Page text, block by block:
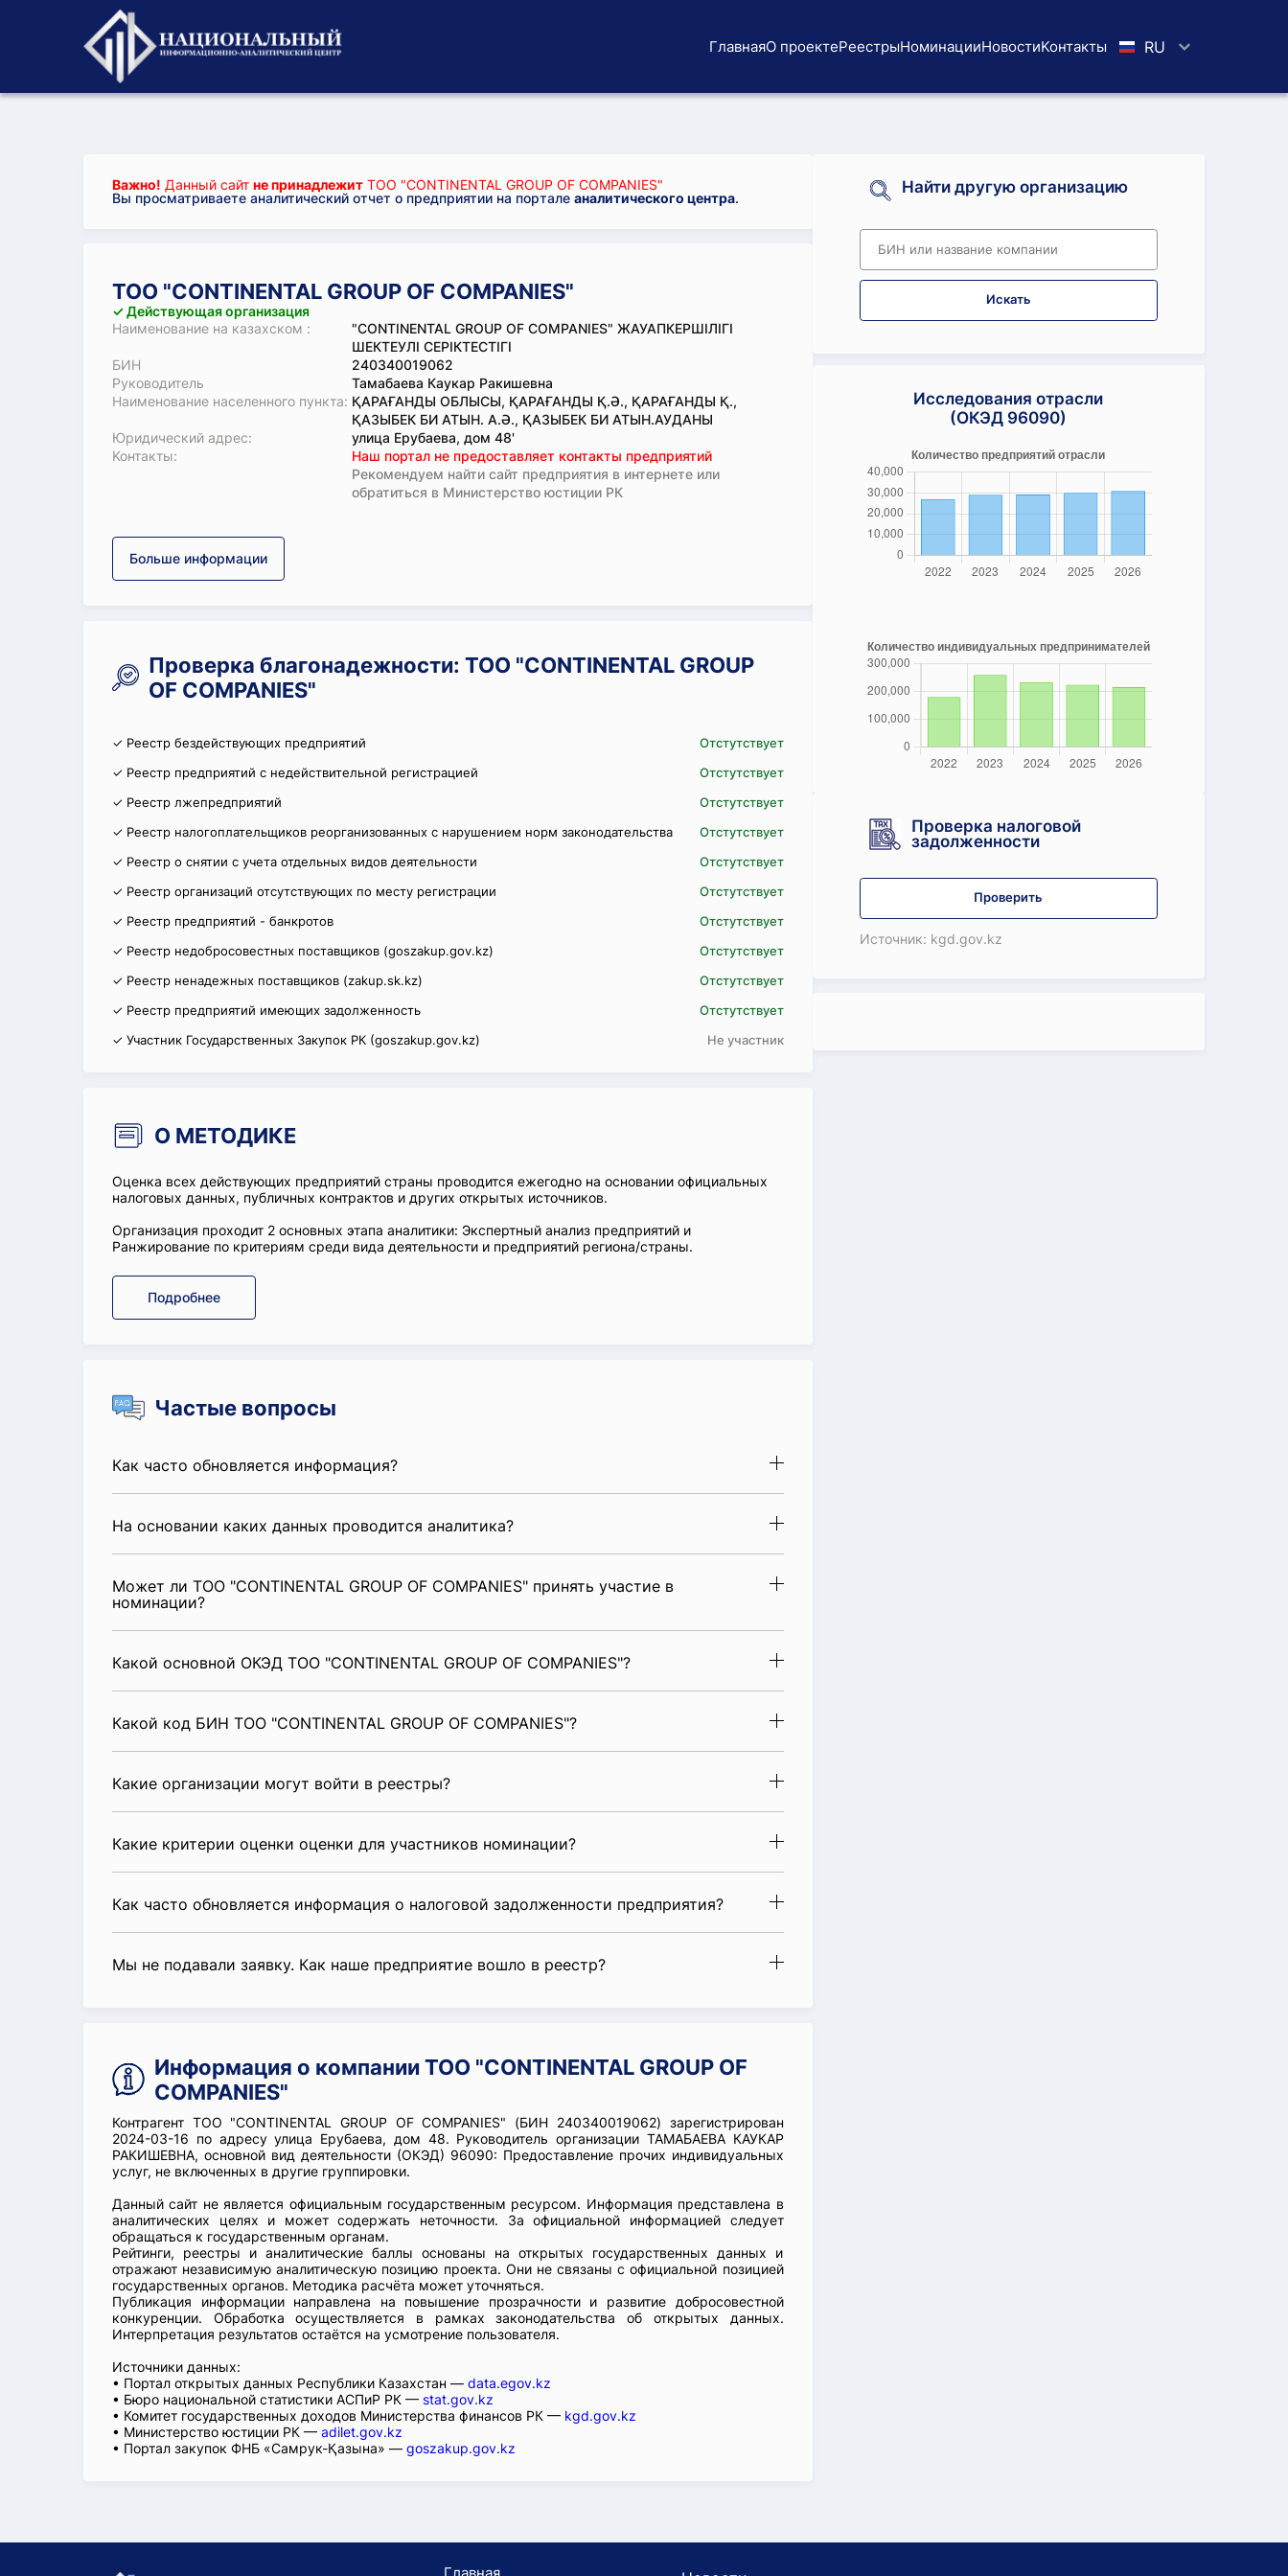
ГлавнаяО проектеРеестрыНоминацииНовостиKoнтaкты RU
Важно! Данный сайт не принадлежит ТОО "CONTINENTAL GROUP OF COMPANIES"
Вы просматриваете аналитический отчет о предприятии на портале аналитического центра.
ТОО "CONTINENTAL GROUP OF COMPANIES"
✓ Действующая организация
Наименование на казахском :
"CONTINENTAL GROUP OF COMPANIES" ЖАУАПКЕРШІЛІГІ
ШЕКТЕУЛІ СЕРІКТЕСТІГІ
БИН
240340019062
Руководитель
Тамабаева Каукар Ракишевна
Наименование населенного пункта: ҚАРАҒАНДЫ ОБЛЫСЫ, ҚАРАҒАНДЫ Қ.Ә., ҚАРАҒАНДЫ Қ.,
ҚАЗЫБЕК БИ АТЫН. А.Ә., ҚАЗЫБЕК БИ АТЫН.АУДАНЫ
Юридический адрес:
улица Ерубаева, дом 48'
Koнтaкты:
Наш портал не предоставляет контакты предприятий
Рекомендуем найти сайт предприятия в интернете или
обратиться в Министерство юстиции РК
Больше информации
Проверка благонадежности: ТОО "CONTINENTAL GROUP
OF COMPANIES"
✓ Реестр бездействующих предприятий
Отстутствует
✓ Реестр предприятий с недействительной регистрацией
Отстутствует
✓ Реестр лжепредприятий
Отстутствует
✓ Реестр налогоплательщиков реорганизованных с нарушением норм законодательства
Отстутствует
✓ Реестр о снятии с учета отдельных видов деятельности
Отстутствует
✓ Реестр организаций отсутствующих по месту регистрации
Отстутствует
✓ Реестр предприятий - банкротов
Отстутствует
✓ Реестр недобросовестных поставщиков (goszakup.gov.kz)
Отстутствует
✓ Реестр ненадежных поставщиков (zakup.sk.kz)
Отстутствует
✓ Реестр предприятий имеющих задолженность
Отстутствует
✓ Участник Государственных Закупок РК (goszakup.gov.kz)
Не участник
О МЕТОДИКЕ
Оценка всех действующих предприятий страны проводится ежегодно на основании официальных
налоговых данных, публичных контрактов и других открытых источников.
Организация проходит 2 основных этапа аналитики: Экспертный анализ предприятий и
Ранжирование по критериям среди вида деятельности и предприятий региона/страны.
Подробнее
Частые вопросы
Как часто обновляется информация?
На основании каких данных проводится аналитика?
Может ли ТОО "CONTINENTAL GROUP OF COMPANIES" принять участие в
номинации?
Какой основной ОКЭД ТОО "CONTINENTAL GROUP OF COMPANIES"?
Какой код БИН ТОО "CONTINENTAL GROUP OF COMPANIES"?
Какие организации могут войти в реестры?
Какие критерии оценки оценки для участников номинации?
Как часто обновляется информация о налоговой задолженности предприятия?
Мы не подавали заявку. Как наше предприятие вошло в реестр?
Информация о компании ТОО "CONTINENTAL GROUP OF
COMPANIES"
Контрагент ТОО "CONTINENTAL GROUP OF COMPANIES" (БИН 240340019062) зарегистрирован
2024-03-16 по адресу улица Ерубаева, дом 48. Руководитель организации ТАМАБАЕВА КАУКАР
РАКИШЕВНА, основной вид деятельности (ОКЭД) 96090: Предоставление прочих индивидуальных
услуг, не включенных в другие группировки.
Данный сайт не является официальным государственным ресурсом. Информация представлена в
аналитических целях и может содержать неточности. За официальной информацией следует
обращаться к государственным органам.
Рейтинги, реестры и аналитические баллы основаны на открытых государственных данных и
отражают независимую аналитическую позицию проекта. Они не связаны с официальной позицией
государственных органов. Методика расчёта может уточняться.
Публикация информации направлена на повышение прозрачности и развитие добросовестной
конкуренции. Обработка осуществляется в рамках законодательства об открытых данных.
Интерпретация результатов остаётся на усмотрение пользователя.
Источники данных:
• Портал открытых данных Республики Казахстан — data.egov.kz
• Бюро национальной статистики АСПиР РК — stat.gov.kz
• Комитет государственных доходов Министерства финансов РК — kgd.gov.kz
• Министерство юстиции РК — adilet.gov.kz
• Портал закупок ФНБ «Самрук-Қазына» — goszakup.gov.kz
Найти другую организацию
Искать
Исследования отрасли
(ОКЭД 96090)
Проверка налоговой
задолженности
Проверить
Источник: kgd.gov.kz